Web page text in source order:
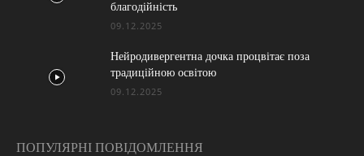
благодійність
09.12.2025
Нейродивергентна дочка процвітає поза
традиційною освітою
09.12.2025
ПОПУЛЯРНІ ПОВІДОМЛЕННЯ